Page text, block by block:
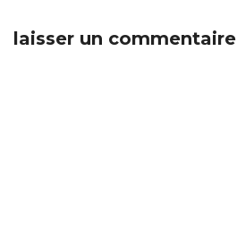
laisser un commentaire